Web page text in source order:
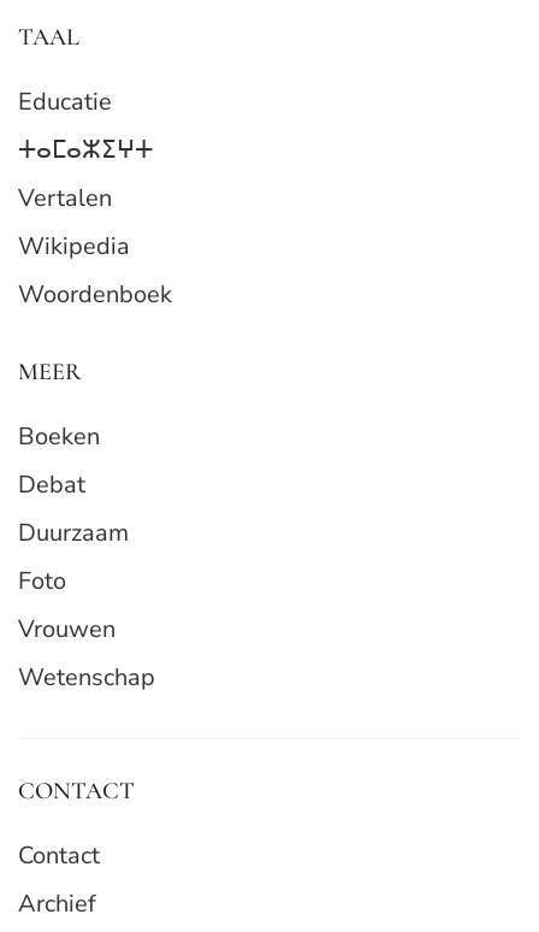
TAAL
Educatie
ⵜⴰⵎⴰⵣⵉⵖⵜ
Vertalen
Wikipedia
Woordenboek
MEER
Boeken
Debat
Duurzaam
Foto
Vrouwen
Wetenschap
CONTACT
Contact
Archief